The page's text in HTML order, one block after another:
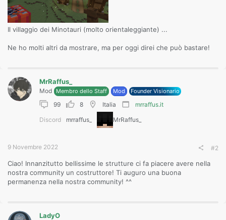
Il villaggio dei Minotauri (molto orientaleggiante) ...
Ne ho molti altri da mostrare, ma per oggi direi che può bastare!
MrRaffus_
Mod Membro dello Staff Mod Founder Visionario
99 8 Italia
mrraffus.it
Discord
mrraffus_ MrRaffus_
9 Novembre 2022 #2
Ciao! Innanzitutto bellissime le strutture ci fa piacere avere nella
nostra community un costruttore! Ti auguro una buona
permanenza nella nostra community! ^^
LadyO